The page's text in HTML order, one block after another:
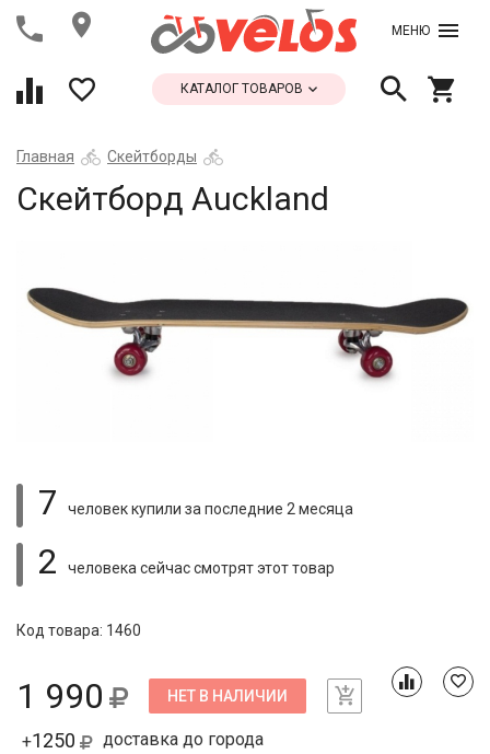
МЕНЮ
КАТАЛОГ ТОВАРОВ
Главная Скейтборды
Скейтборд Auckland
7 человек купили за последние 2 месяца
2 человека сейчас смотрятэтот товар
Код товара: 1460
1 990 НЕТ В НАЛИЧИИ
+1250
доставка до города